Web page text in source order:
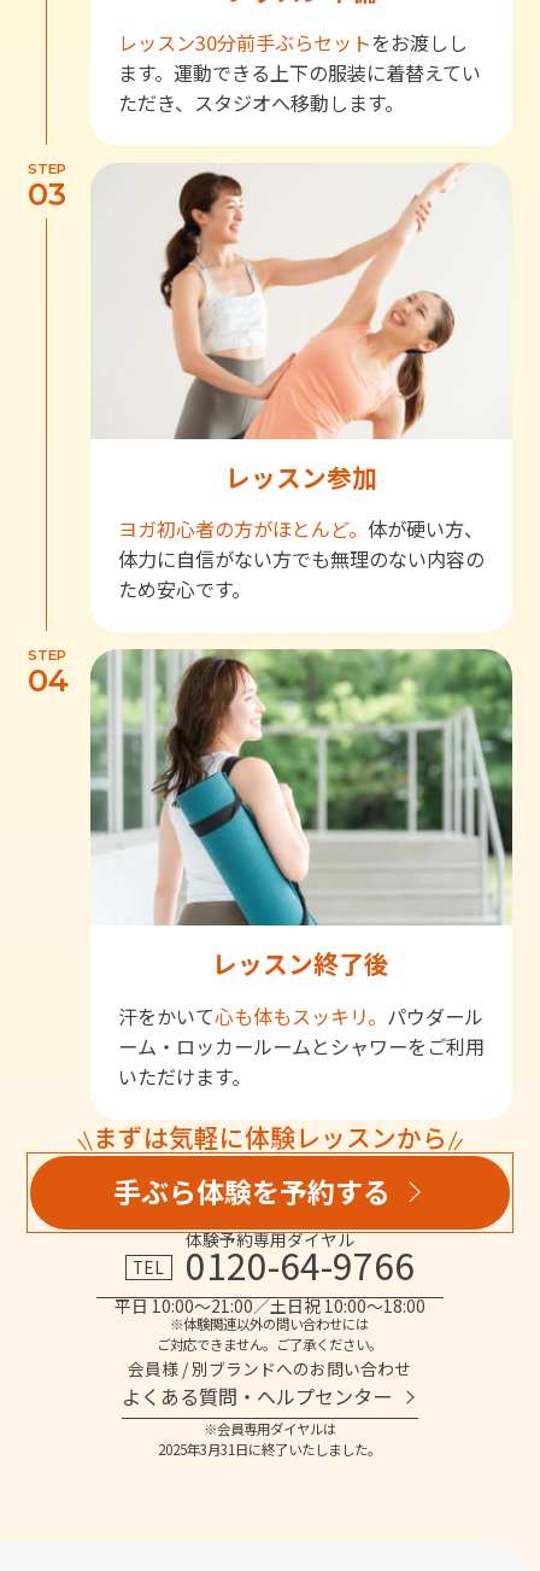
レッスン30分前手ぶらセットをお渡しし
ます。運動できる上下の服装に着替えてい
ただき、スタジオへ移動します。
STEP
03
レッスン参加
ヨガ初心者の方がほとんど。 体が硬い方、
体力に自信がない方でも無理のない内容の
ため安心です。
STEP
04
レッスン終了後
汗をかいて心も体もスッキリ。 パウダール
ーム・ロッカールームとシャワーをご利用
いただけます。
まずは気軽に体験レッスンから
手ぶら体験を予約する
体験予約専用ダイヤル
TEL
0120-64-9766
平日 10:00～21:00／土日祝 10:00～18:00
※体験関連以外の問い合わせには
ご対応できません。ご了承ください。
会員様 / 別ブランドへのお問い合わせ
よくある質問・へルプセンター
※会員専用ダイヤルは
2025年3月31日に終了いたしました。